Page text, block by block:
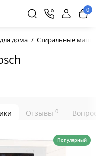
0
дома Стиральные
Отзывы 0
Популярный